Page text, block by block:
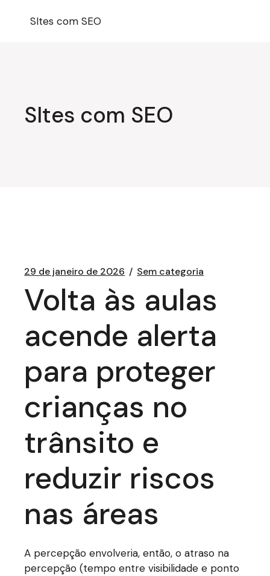
SItes com SEO
SItes com SEO
29 de janeiro de 2026 Sem categoria
Volta às aulas
acende alerta
para proteger
crianças no
trânsito e
reduzir riscos
nas áreas
A percepção envolveria, então, o atraso na
percepção (tempo entre visibilidade e ponto